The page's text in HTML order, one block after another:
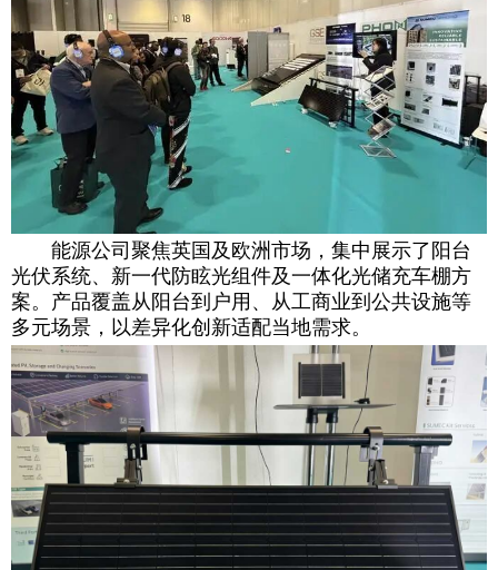
能源公司聚焦英国及欧洲市场，集中展示了阳台
光伏系统、新一代防眩光组件及一体化光储充车棚方
案。产品覆盖从阳台到户用、从工商业到公共设施等
多元场景，以差异化创新适配当地需求。